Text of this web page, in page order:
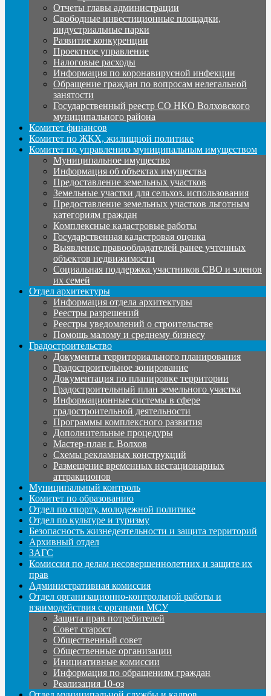
Отчеты главы администрации
Свободные инвестиционные площадки,
индустриальные парки
Развитие конкуренции
Проектное управление
Налоговые расходы
Информация по коронавирусной инфекции
Обращение граждан по вопросам нелегальной
занятости
Государственный реестр СО НКО Волховского
муниципального района
Комитет финансов
Комитет по ЖКХ, жилищной политике
Комитет по управлению муниципальным имуществом
Муниципальное имущество
Информация об объектах имущества
Предоставление земельных участков
Земельные участки для сельхоз. использования
Предоставление земельных участков льготным
категориям граждан
Комплексные кадастровые работы
Государственная кадастровая оценка
Выявление правообладателей ранее учтенных
объектов недвижимости
Социальная поддержка участников СВО и членов
их семей
Отдел архитектуры
Информация отдела архитектуры
Реестры разрешений
Реестры уведомлений о строительстве
Помощь малому и среднему бизнесу
Градостроительство
Документы территориального планирования
Градостроительное зонирование
Документация по планировке территории
Градостроительный план земельного участка
Информационные системы в сфере
градостроительной деятельности
Программы комплексного развития
Дополнительные процедуры
Мастер-план г. Волхов
Схемы рекламных конструкций
Размещение временных нестационарных
аттракционов
Муниципальный контроль
Комитет по образованию
Отдел по спорту, молодежной политике
Отдел по культуре и туризму
Безопасность жизнедеятельности и защита территорий
Архивный отдел
ЗАГС
Комиссия по делам несовершеннолетних и защите их
прав
Административная комиссия
Отдел организационно-контрольной работы и
взаимодействия с органами МСУ
Защита прав потребителей
Совет старост
Общественный совет
Общественные организации
Инициативные комиссии
Информация по обращениям граждан
Реализация 10-оз